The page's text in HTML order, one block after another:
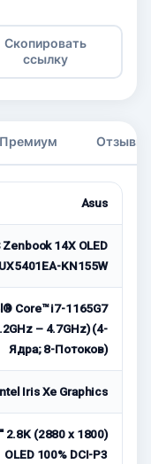
Скопировать
ссылку
Премиум Отзывы
Asus
Zenbook 14X OLED
UX5401EA-KN155W
Core™ i7-1165G7
– 4.7GHz) (4-
Ядра; 8-Потоков)
Iris Xe Graphics
2.8K (2880 x 1800)
OLED 100% DCI-P3